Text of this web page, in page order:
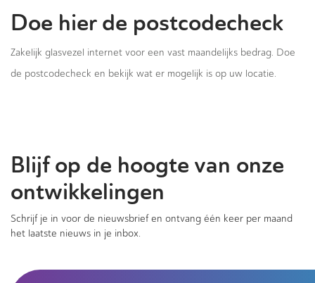
Doe hier de postcodecheck
Zakelijk glasvezel internet voor een vast maandelijks bedrag. Doe
de postcodecheck en bekijk wat er mogelijk is op uw locatie.
Blijf op de hoogte van onze
ontwikkelingen
Schrijf je in voor de nieuwsbrief en ontvang één keer per maand
het laatste nieuws in je inbox.